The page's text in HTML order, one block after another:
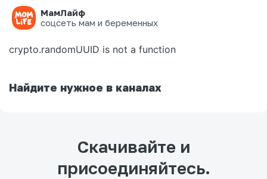
МамЛайф
соцсеть мам и беременных
Ошибка на странице
crypto.randomUUID is not a function
Найдите нужное в каналах
Скачивайте и
присоединяйтесь.